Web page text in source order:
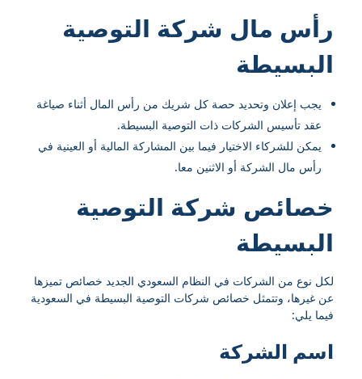
رأس مال شركة التوصية
البسيطة
يجب إعلان وتحديد حصة كل شريك من رأس المال أثناء صياغة
عقد تأسيس الشركات ذات التوصية البسيطة.
يمكن للشركاء الاختيار فيما بين المشاركة المالية أو العينية في
رأس مال الشركة أو الاثنين معا.
خصائص شركة التوصية
البسيطة
لكل نوع من الشركات في النظام السعودي الجديد خصائص تميزها
عن غيرها، وتتمثل خصائص شركات التوصية البسيطة في السعودية
فيما يلي:
اسم الشركة